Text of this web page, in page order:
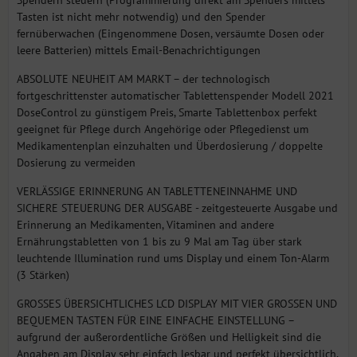
Tasten ist nicht mehr notwendig) und den Spender
fernüberwachen (Eingenommene Dosen, versäumte Dosen oder
leere Batterien) mittels Email-Benachrichtigungen
ABSOLUTE NEUHEIT AM MARKT – der technologisch
fortgeschrittenster automatischer Tablettenspender Modell 2021
DoseControl zu günstigem Preis, Smarte Tablettenbox perfekt
geeignet für Pflege durch Angehörige oder Pflegedienst um
Medikamentenplan einzuhalten und Überdosierung / doppelte
Dosierung zu vermeiden
VERLÄSSIGE ERINNERUNG AN TABLETTENEINNAHME UND
SICHERE STEUERUNG DER AUSGABE - zeitgesteuerte Ausgabe und
Erinnerung an Medikamenten, Vitaminen and andere
Ernährungstabletten von 1 bis zu 9 Mal am Tag über stark
leuchtende Illumination rund ums Display und einem Ton-Alarm
(3 Stärken)
GROSSES ÜBERSICHTLICHES LCD DISPLAY MIT VIER GROSSEN UND
BEQUEMEN TASTEN FÜR EINE EINFACHE EINSTELLUNG –
aufgrund der außerordentliche Größen und Helligkeit sind die
Angaben am Display sehr einfach lesbar und perfekt übersichtlich,